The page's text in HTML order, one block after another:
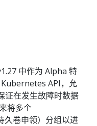
中作为 Alpha 特
API，允
证在发生故障时数据
将多个
久卷申领）分组以进